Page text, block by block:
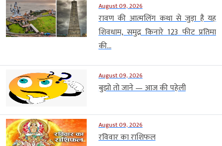
August 09, 2026
रावण की आत्मलिंग कथा से जुड़ा है यह
शिवधाम, समुद्र किनारे 123 फीट प्रतिमा
की...
August 09, 2026
बुझो तो जाने — आज की पहेली
August 09, 2026
रविवार का राशिफल